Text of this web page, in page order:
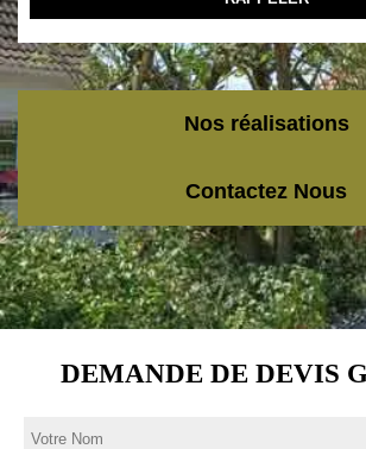
Nos réalisations
Contactez Nous
DEMANDE DE DEVIS